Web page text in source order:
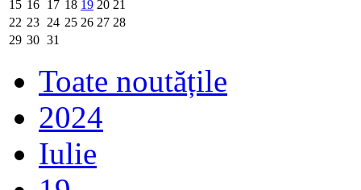
15 16 17 18 19 20 21
22 23 24 25 26 27 28
29 30 31
Toate noutățile
2024
Iulie